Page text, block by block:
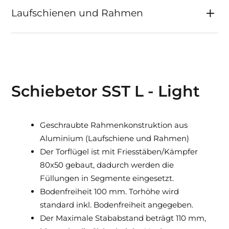
Zentrische Zahnstange im
Witterungseinflüsse und Verschmutzung
Max. 250 Zyklen/Tag.
Optisch und technisch kombinierbar mit
(Gehtür, Zaun, Briefkasten u.v.m.).
Laufschienen und Rahmen
Schiebetor SST L - Light
Geschraubte Rahmenkonstruktion aus
Aluminium (Laufschiene und Rahmen)
Der Torflügel ist mit Friesstäben/Kämpfer
80x50 gebaut, dadurch werden die
Füllungen in Segmente eingesetzt.
Bodenfreiheit 100 mm. Torhöhe wird
standard inkl. Bodenfreiheit angegeben.
Der Maximale Stababstand beträgt 110 mm,